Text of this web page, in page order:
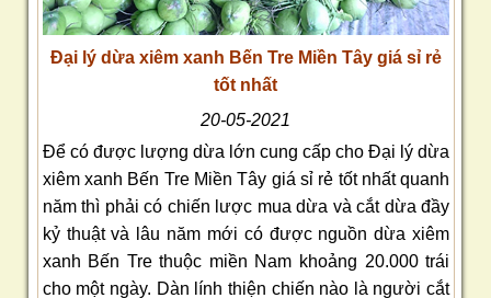
Đại lý dừa xiêm xanh Bến Tre Miền Tây giá sỉ rẻ
tốt nhất
20-05-2021
Để có được lượng dừa lớn cung cấp cho Đại lý dừa
xiêm xanh Bến Tre Miền Tây giá sỉ rẻ tốt nhất quanh
năm thì phải có chiến lược mua dừa và cắt dừa đầy
kỷ thuật và lâu năm mới có được nguồn dừa xiêm
xanh Bến Tre thuộc miền Nam khoảng 20.000 trái
cho một ngày. Dàn lính thiện chiến nào là người cắt